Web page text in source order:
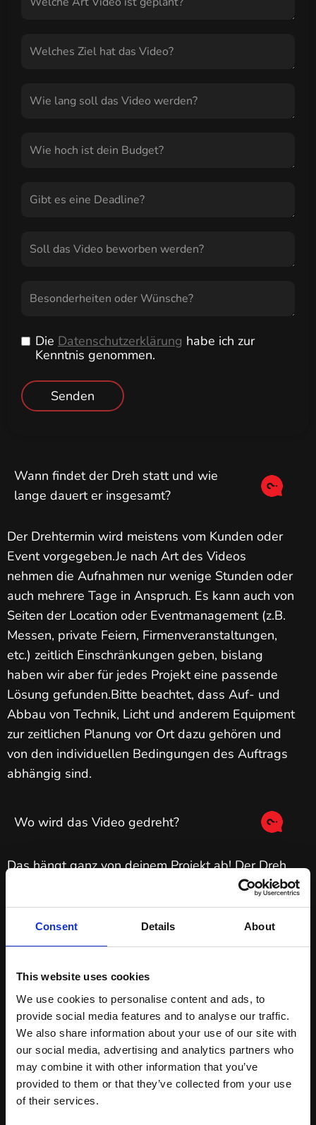
Consent Details About
This website uses cookies
We use cookies to personalise content and ads, to
provide social media features and to analyse our traffic.
We also share information about your use of our site with
our social media, advertising and analytics partners who
may combine it with other information that you’ve
provided to them or that they’ve collected from your use
of their services.
Die Datenschutzerklärung habe ich zur
Kenntnis genommen.
Wann findet der Dreh statt und wie
lange dauert er insgesamt?
Der Drehtermin wird meistens vom Kunden oder
Event vorgegeben.Je nach Art des Videos
nehmen die Aufnahmen nur wenige Stunden oder
auch mehrere Tage in Anspruch. Es kann auch von
Seiten der Location oder Eventmanagement (z.B.
Messen, private Feiern, Firmenveranstaltungen,
etc.) zeitlich Einschränkungen geben, bislang
haben wir aber für jedes Projekt eine passende
Lösung gefunden.Bitte beachtet, dass Auf- und
Abbau von Technik, Licht und anderem Equipment
zur zeitlichen Planung vor Ort dazu gehören und
von den individuellen Bedingungen des Auftrags
abhängig sind.
Wo wird das Video gedreht?
Das hängt ganz von deinem Projekt ab! Der Dreh
kann in einem Studio, in deinen Geschäftsräumen,
in der freien Natur oder an einem anderen
besonderen Ort stattfinden. Falls du keine eigene
Location hast, helfen wir dir natürlich bei der
Gern wissen wir im Vorhinein Näheres über die
örtlichen Gegebenheiten, um logistische
Notwendigkeiten wie Stromversorgung, Lagerung
des Equipment, Lichtbedingungen oder
Kameraeinstellungen gezielter vorbereiten zu
können.